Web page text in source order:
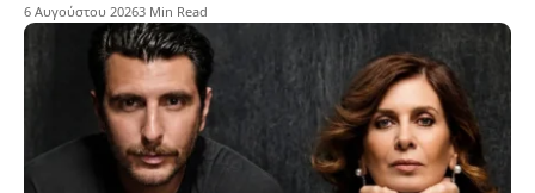
6 Αυγούστου 20263 Min Read